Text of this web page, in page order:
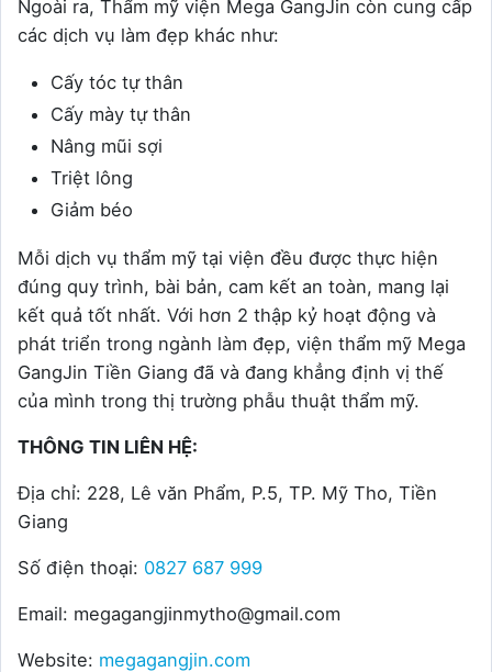
Ngoài ra, Thẩm mỹ viện Mega GangJin còn cung cấp
các dịch vụ làm đẹp khác như:
Cấy tóc tự thân
Cấy mày tự thân
Nâng mũi sợi
Triệt lông
Giảm béo
Mỗi dịch vụ thẩm mỹ tại viện đều được thực hiện
đúng quy trình, bài bản, cam kết an toàn, mang lại
kết quả tốt nhất. Với hơn 2 thập kỷ hoạt động và
phát triển trong ngành làm đẹp, viện thẩm mỹ Mega
GangJin Tiền Giang đã và đang khẳng định vị thế
của mình trong thị trường phẫu thuật thẩm mỹ.
THÔNG TIN LIÊN HỆ:
Địa chỉ: 228, Lê văn Phẩm, P.5, TP. Mỹ Tho, Tiền
Giang
Số điện thoại: 0827 687 999
Email: megagangjinmytho@gmail.com
Website: megagangjin.com